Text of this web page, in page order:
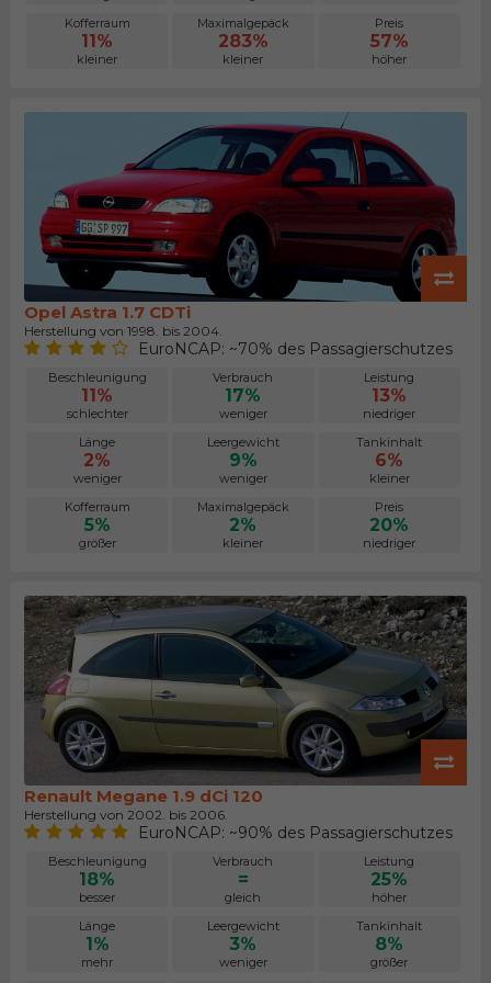
Kofferraum
11%
kleiner
Maximalgepäck
283%
kleiner
Preis
57%
höher
Opel Astra 1.7 CDTi
Herstellung von 1998. bis 2004.
EuroNCAP: ~70% des Passagierschutzes
Beschleunigung
11%
schlechter
Verbrauch
17%
weniger
Leistung
13%
niedriger
Länge
2%
weniger
Leergewicht
9%
weniger
Tankinhalt
6%
kleiner
Kofferraum
5%
größer
Maximalgepäck
2%
kleiner
Preis
20%
niedriger
Renault Megane 1.9 dCi 120
Herstellung von 2002. bis 2006.
EuroNCAP: ~90% des Passagierschutzes
Beschleunigung
18%
besser
Verbrauch
=
gleich
Leistung
25%
höher
Länge
1%
mehr
Leergewicht
3%
weniger
Tankinhalt
8%
größer